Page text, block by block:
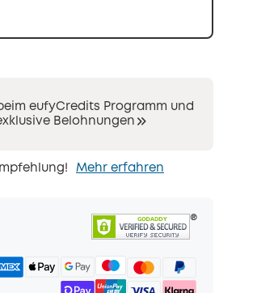
eufyCredits Programm und
Belohnungen
Mehr erfahren